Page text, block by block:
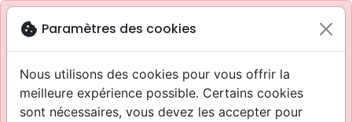
blockSite réservé aux professionnels
Accès pour les professionnels : Se connecter
Site pour le grand public : La Maison de la Bible
cookie Paramètres des cookies
Nous utilisons des cookies pour vous offrir la
meilleure expérience possible. Certains cookies
sont nécessaires, vous devez les accepter pour